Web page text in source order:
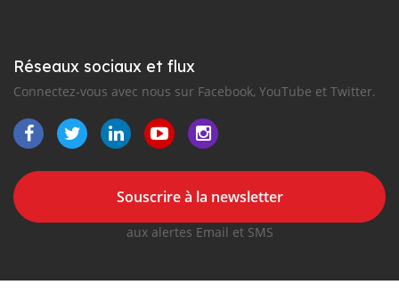
Réseaux sociaux et flux
Connectez-vous avec nous sur Facebook, YouTube et Twitter.
Souscrire à la newsletter
aux alertes Email et SMS